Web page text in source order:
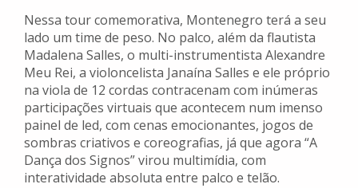
Nessa tour comemorativa, Montenegro terá a seu
lado um time de peso. No palco, além da flautista
Madalena Salles, o multi-instrumentista Alexandre
Meu Rei, a violoncelista Janaína Salles e ele próprio
na viola de 12 cordas contracenam com inúmeras
participações virtuais que acontecem num imenso
painel de led, com cenas emocionantes, jogos de
sombras criativos e coreografias, já que agora “A
Dança dos Signos” virou multimídia, com
interatividade absoluta entre palco e telão.